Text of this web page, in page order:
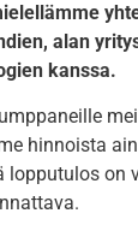
alan
kanssa.
hinnoista
lopputulos on